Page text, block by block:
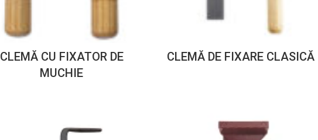
CLEMĂ CU FIXATOR DE
MUCHIE
CLEMĂ DE FIXARE CLASICĂ